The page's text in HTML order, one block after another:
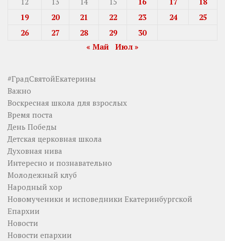
19
20 21 22 23 24
25
26
27 28 29
30
« Май Июл »
#ГрадСвятойЕкатерины
Важно
Воскресная школа для взрослых
Время поста
День Победы
Детская церковная школа
Духовная нива
Интересно и познавательно
Молодежный клуб
Народный хор
Новомученики и исповедники Екатеринбургской
Епархии
Новости
Новости епархии